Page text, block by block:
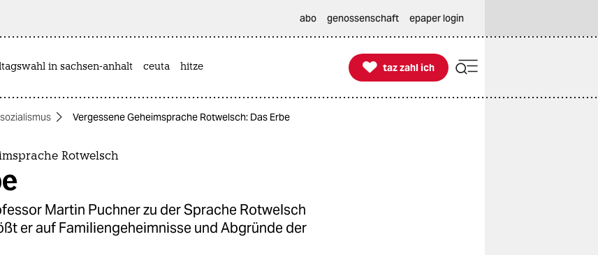
abo genossenschaft epaper login
in sachsen-anhalt ceuta hitze 
taz zahl ich
taz zahl ich
Vergessene Geheimsprache Rotwelsch: Das Erbe
Rotwelsch
Martin Puchner zu der Sprache Rotwelsch
er auf Familiengeheimnisse und Abgründe der